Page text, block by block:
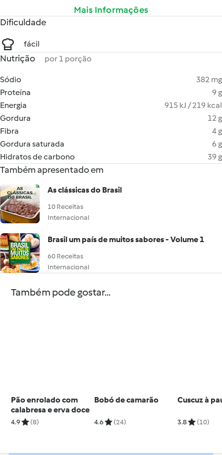
Mais Informações
Dificuldade
fácil
Nutrição por 1 porção
Sódio
382 mg
Proteína
9 g
Energia
915 kJ / 219 kcal
Gordura
12 g
Fibra
4 g
Gordura saturada
6 g
Hidratos de carbono
39 g
Também apresentado em
As clássicas do Brasil
10 Receitas
Internacional
Brasil um país de muitos sabores - Volume 1
60 Receitas
Internacional
Também pode gostar...
Pão enrolado com
calabresa e erva doce
4.9 (8)
Bobó de camarão
4.6 (24)
Cuscuz à
3.8 (10)